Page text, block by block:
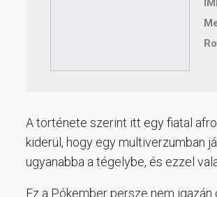
A története szerint itt egy fiatal
kiderül, hogy egy multiverzumban
ugyanabba a tégelybe, és ezzel
Ez a Pókember persze nem